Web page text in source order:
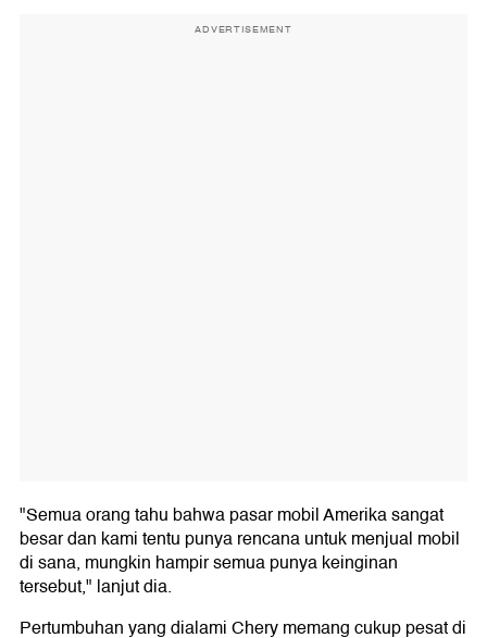
ADVERTISEMENT
"Semua orang tahu bahwa pasar mobil Amerika sangat
besar dan kami tentu punya rencana untuk menjual mobil
di sana, mungkin hampir semua punya keinginan
tersebut," lanjut dia.
Pertumbuhan yang dialami Chery memang cukup pesat di